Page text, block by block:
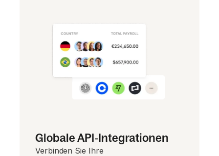
Globale API‑Integrationen
Verbinden Sie Ihre